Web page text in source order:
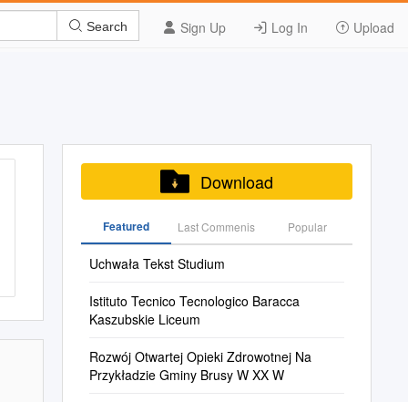
Sign Up Log In Upload
Search
Download
Featured Last Commenis Popular
Uchwała Tekst Studium
Istituto Tecnico Tecnologico Baracca
Kaszubskie Liceum
Rozwój Otwartej Opieki Zdrowotnej Na
Przykładzie Gminy Brusy W XX W